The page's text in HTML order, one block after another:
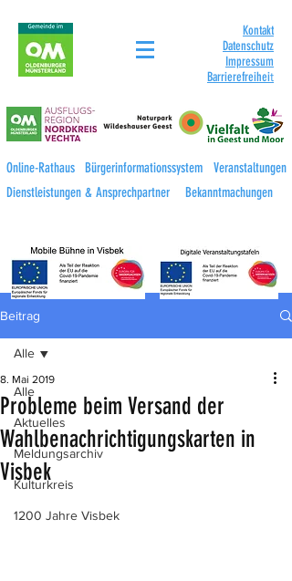
Kontakt
Datenschutz
Impressum
Barrierefreiheit
Online-Rathaus Bürgerinformationssystem
Veranstaltungen
Dienstleistungen & Ansprechpartner
Bekanntmachungen
Beitrag
Alle
Aktuelles
Meldungsarchiv
Kulturkreis
1200 Jahre Visbek
Alle
Probleme beim Versand der
Wahlbenachrichtigungskarten in
Visbek
8. Mai 2019